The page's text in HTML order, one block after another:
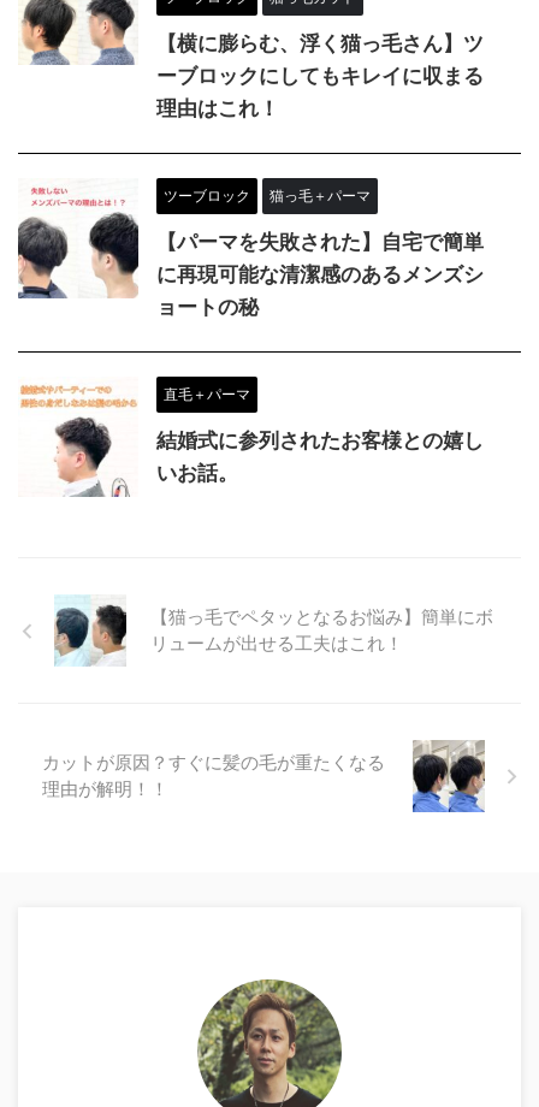
【横に膨らむ、浮く猫っ毛さん】ツ
ーブロックにしてもキレイに収まる
理由はこれ！
ツーブロック 猫っ毛＋パーマ
【パーマを失敗された】自宅で簡単
に再現可能な清潔感のあるメンズシ
ョートの秘
直毛＋パーマ
結婚式に参列されたお客様との嬉し
いお話。
【猫っ毛でペタッとなるお悩み】簡単にボ
リュームが出せる工夫はこれ！
カットが原因？すぐに髪の毛が重たくなる
理由が解明！！